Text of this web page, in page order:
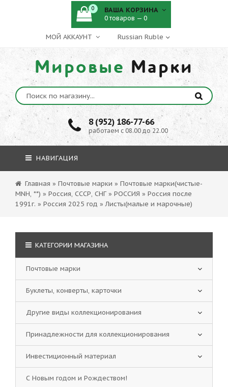
МОЙ АККАУНТ
Мировые Марки
8 (952) 186-77-66
работаем с 08.00 до 22.00
0 ВАША КОРЗИНА
0 товаров — 0
НАВИГАЦИЯ
Главная » Почтовые марки » Почтовые марки(чистые-
MNH, **) » Россия, СССР, СНГ » РОССИЯ » Россия после
1991г. » Россия 2025 год » Листы(малые и марочные)
КАТЕГОРИИ МАГАЗИНА
Почтовые марки
Буклеты, конверты, карточки
Другие виды коллекционирования
Принадлежности для коллекционирования
Инвестиционный материал
С Новым годом и Рождеством!